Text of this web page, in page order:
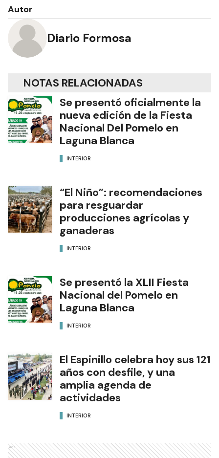
Autor
Diario Formosa
NOTAS RELACIONADAS
Se presentó oficialmente la
nueva edición de la Fiesta
Nacional Del Pomelo en
Laguna Blanca
INTERIOR
“El Niño”: recomendaciones
para resguardar
producciones agrícolas y
ganaderas
INTERIOR
Se presentó la XLII Fiesta
Nacional del Pomelo en
Laguna Blanca
INTERIOR
El Espinillo celebra hoy sus 121
años con desfile, y una
amplia agenda de
actividades
INTERIOR
Ads